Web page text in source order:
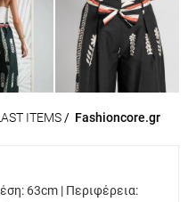
ITEMS / Fashioncore.gr
63cm | Περιφέρεια: